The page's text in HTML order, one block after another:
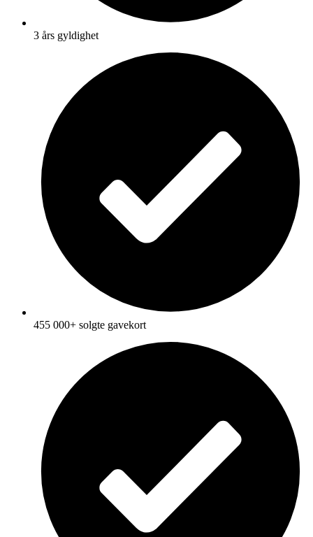
3 års gyldighet
455 000+ solgte gavekort